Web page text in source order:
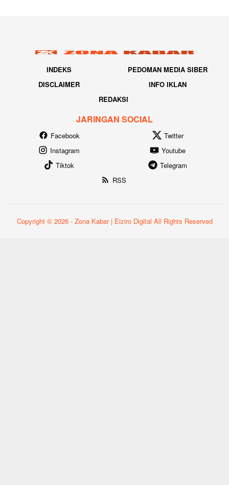
INDEKS
PEDOMAN MEDIA SIBER
DISCLAIMER
INFO IKLAN
REDAKSI
JARINGAN SOCIAL
Facebook
Twitter
Instagram
Youtube
Tiktok
Telegram
RSS
Copyright © 2026 - Zona Kabar | Eiziro Digital All Rights Reserved